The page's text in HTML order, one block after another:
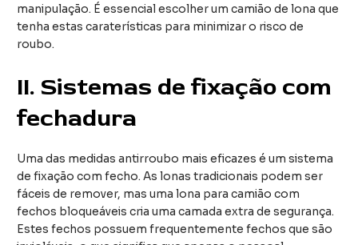
manipulação. É essencial escolher um camião de lona que
tenha estas caraterísticas para minimizar o risco de
roubo.
II.Sistemas de fixação com
fechadura
Uma das medidas antirroubo mais eficazes é um sistema
de fixação com fecho. As lonas tradicionais podem ser
fáceis de remover, mas uma lona para camião com
fechos bloqueáveis cria uma camada extra de segurança.
Estes fechos possuem frequentemente fechos que são